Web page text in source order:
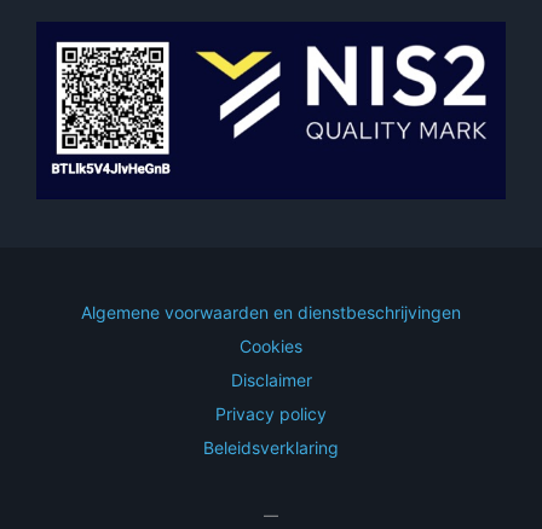
Algemene voorwaarden en dienstbeschrijvingen
Cookies
Disclaimer
Privacy policy
Beleidsverklaring
—